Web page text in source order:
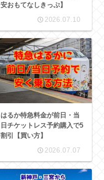
安おもてなしきっぷ】
2026.07.10
はるか特急料金が前日・当
日チケットレス予約購入で5
割引【買い方】
2026.07.07